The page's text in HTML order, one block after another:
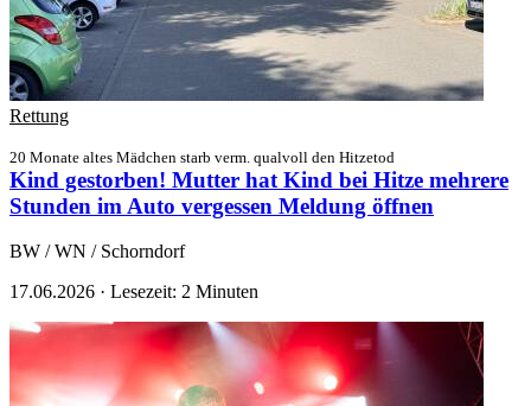
Rettung
20 Monate altes Mädchen starb verm. qualvoll den Hitzetod
Kind gestorben! Mutter hat Kind bei Hitze mehrere
Stunden im Auto vergessen Meldung öffnen
BW / WN / Schorndorf
17.06.2026 · Lesezeit: 2 Minuten